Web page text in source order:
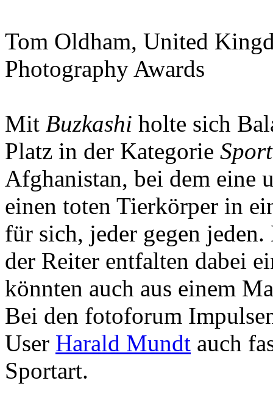
Tom Oldham, United
Photography Awards
Mit Buzkashi holte sich
Platz in der Kategorie Sport
Afghanistan, bei dem eine
einen toten Tierkörper in
für sich, jeder gegen
der Reiter entfalten dabei
könnten auch aus einem
Bei den fotoforum
User Harald Mundt auch
Sportart.